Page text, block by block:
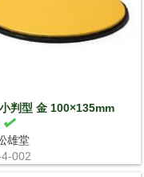
判型 金 100×135mm
雄堂
002